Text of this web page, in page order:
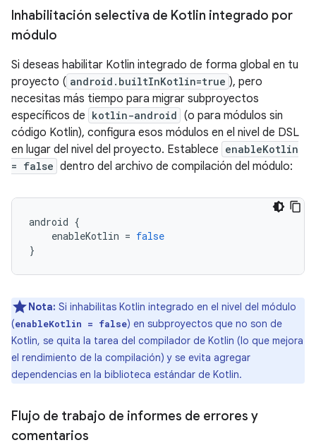
Inhabilitación selectiva de Kotlin integrado por
módulo
Si deseas habilitar Kotlin integrado de forma global en tu
proyecto ( android.builtInKotlin=true ), pero
necesitas más tiempo para migrar subproyectos
específicos de kotlin-android (o para módulos sin
código Kotlin), configura esos módulos en el nivel de DSL
en lugar del nivel del proyecto. Establece enableKotlin
= false dentro del archivo de compilación del módulo:
android {
enableKotlin = false
}
Nota: Si inhabilitas Kotlin integrado en el nivel del módulo
(enableKotlin = false) en subproyectos que no son de
Kotlin, se quita la tarea del compilador de Kotlin (lo que mejora
el rendimiento de la compilación) y se evita agregar
dependencias en la biblioteca estándar de Kotlin.
Flujo de trabajo de informes de errores y
comentarios